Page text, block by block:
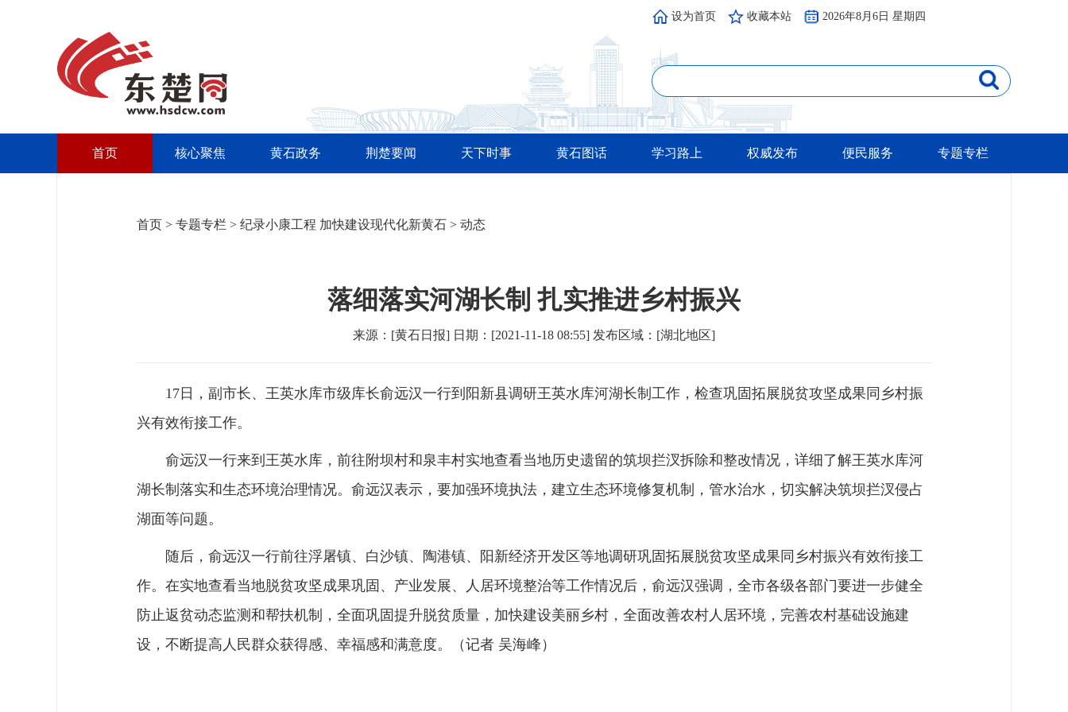
设为首页 收藏本站 2026年8月6日 星期四
首页 核心聚焦 黄石政务 荆楚要闻 天下时事 黄石图话 学习路上 权威发布 便民服务 专题专栏
首页 > 专题专栏 > 纪录小康工程 加快建设现代化新黄石 > 动态
落细落实河湖长制 扎实推进乡村振兴
来源：[黄石日报] 日期：[2021-11-18 08:55] 发布区域：[湖北地区]
17日，副市长、王英水库市级库长俞远汉一行到阳新县调研王英水库河湖长制工作，检查巩固拓展脱贫攻坚成果同乡村振
兴有效衔接工作。
俞远汉一行来到王英水库，前往附坝村和泉丰村实地查看当地历史遗留的筑坝拦汊拆除和整改情况，详细了解王英水库河
湖长制落实和生态环境治理情况。俞远汉表示，要加强环境执法，建立生态环境修复机制，管水治水，切实解决筑坝拦汊侵占
湖面等问题。
随后，俞远汉一行前往浮屠镇、白沙镇、陶港镇、阳新经济开发区等地调研巩固拓展脱贫攻坚成果同乡村振兴有效衔接工
作。在实地查看当地脱贫攻坚成果巩固、产业发展、人居环境整治等工作情况后，俞远汉强调，全市各级各部门要进一步健全
防止返贫动态监测和帮扶机制，全面巩固提升脱贫质量，加快建设美丽乡村，全面改善农村人居环境，完善农村基础设施建
设，不断提高人民群众获得感、幸福感和满意度。（记者 吴海峰）